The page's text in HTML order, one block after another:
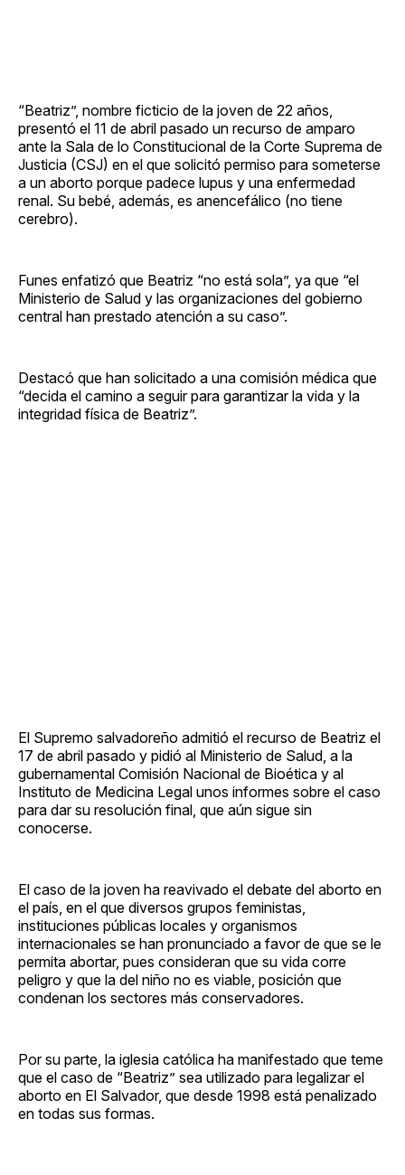
“Beatriz”, nombre ficticio de la joven de 22 años,
presentó el 11 de abril pasado un recurso de amparo
ante la Sala de lo Constitucional de la Corte Suprema de
Justicia (CSJ) en el que solicitó permiso para someterse
a un aborto porque padece lupus y una enfermedad
renal. Su bebé, además, es anencefálico (no tiene
cerebro).
Funes enfatizó que Beatriz “no está sola”, ya que “el
Ministerio de Salud y las organizaciones del gobierno
central han prestado atención a su caso”.
Destacó que han solicitado a una comisión médica que
“decida el camino a seguir para garantizar la vida y la
integridad física de Beatriz”.
El Supremo salvadoreño admitió el recurso de Beatriz el
17 de abril pasado y pidió al Ministerio de Salud, a la
gubernamental Comisión Nacional de Bioética y al
Instituto de Medicina Legal unos informes sobre el caso
para dar su resolución final, que aún sigue sin
conocerse.
El caso de la joven ha reavivado el debate del aborto en
el país, en el que diversos grupos feministas,
instituciones públicas locales y organismos
internacionales se han pronunciado a favor de que se le
permita abortar, pues consideran que su vida corre
peligro y que la del niño no es viable, posición que
condenan los sectores más conservadores.
Por su parte, la iglesia católica ha manifestado que teme
que el caso de “Beatriz” sea utilizado para legalizar el
aborto en El Salvador, que desde 1998 está penalizado
en todas sus formas.